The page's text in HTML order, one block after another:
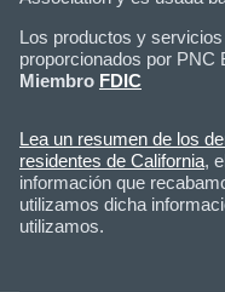
Los productos y
proporcionados por PNC
Miembro FDIC
Lea un resumen de los
residentes de California,
información que
utilizamos dicha
utilizamos.